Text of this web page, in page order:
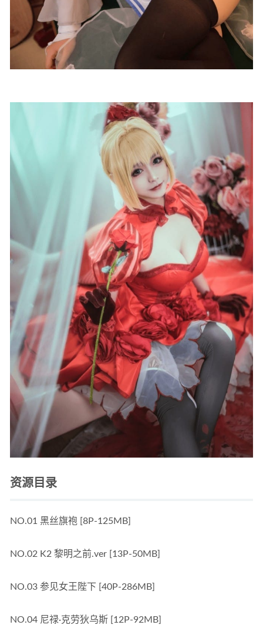
资源目录
NO.01 黑丝旗袍 [8P-125MB]
NO.02 K2 黎明之前.ver [13P-50MB]
NO.03 参见女王陛下 [40P-286MB]
NO.04 尼禄·克劳狄乌斯 [12P-92MB]